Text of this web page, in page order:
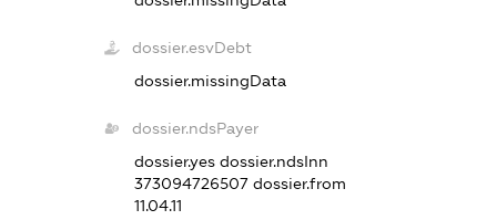
dossier.esvDebt
dossier.missingData
dossier.ndsPayer
dossier.yes dossier.ndsInn
373094726507 dossier.from
11.04.11